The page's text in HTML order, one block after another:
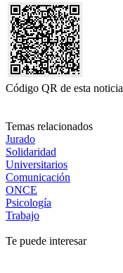
Código QR de esta noticia
Temas relacionados
Jurado
Solidaridad
Universitarios
Comunicación
ONCE
Psicología
Trabajo
Te puede interesar